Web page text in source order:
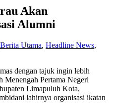
Akan
Alumni
Berita Utama, Headline News,
dengan tajuk ingin lebih
Menengah Pertama Negeri
Limapuluh Kota,
lahirnya organisasi ikatan